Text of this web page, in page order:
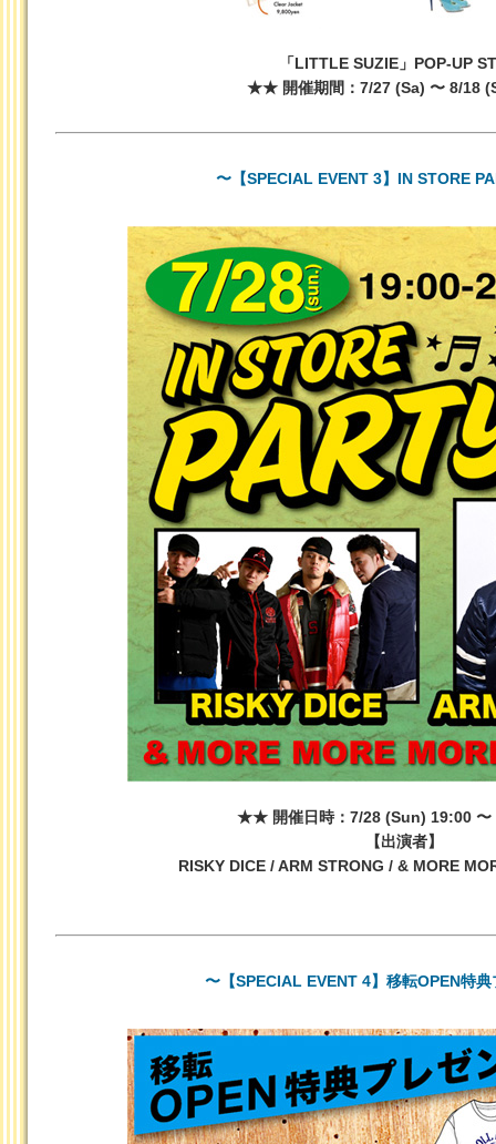
「LITTLE SUZIE」POP-UP
★★ 開催期間：7/27 (Sa) 〜 8/18
〜【SPECIAL EVENT 3】IN STORE
★★ 開催日時：7/28 (Sun) 19:00
【出演者】
RISKY DICE / ARM STRONG / & MORE
〜【SPECIAL EVENT 4】移転OPEN特